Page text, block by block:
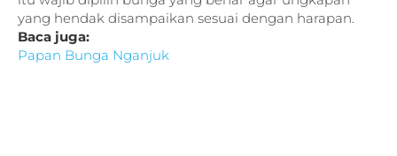
yang hendak disampaikan sesuai dengan harapan.
Baca juga:
Papan Bunga Nganjuk